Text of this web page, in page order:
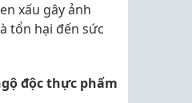
xấu gây ảnh
tổn hại đến sức
độc thực phẩm